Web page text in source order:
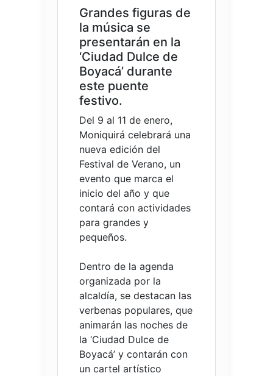
Grandes figuras de
la música se
presentarán en la
‘Ciudad Dulce de
Boyacá’ durante
este puente
festivo.
Del 9 al 11 de enero,
Moniquirá celebrará una
nueva edición del
Festival de Verano, un
evento que marca el
inicio del año y que
contará con actividades
para grandes y
pequeños.
Dentro de la agenda
organizada por la
alcaldía, se destacan las
verbenas populares, que
animarán las noches de
la ‘Ciudad Dulce de
Boyacá’ y contarán con
un cartel artístico